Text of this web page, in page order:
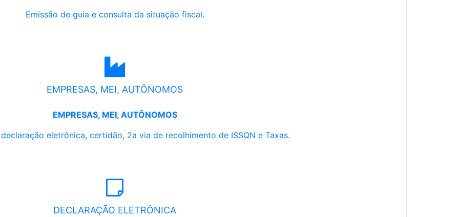
Emissão de guia e consulta da situação fiscal.
EMPRESAS, MEI, AUTÔNOMOS
EMPRESAS, MEI, AUTÔNOMOS
eletrônica, certidão, 2a via de recolhimento de ISSQN e Taxas.
DECLARAÇÃO ELETRÔNICA